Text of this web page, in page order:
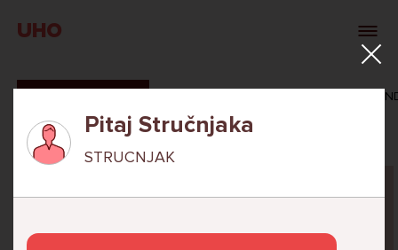
UHO
VERONIKA
Pitaj Stručnjaka
STRUCNJAK